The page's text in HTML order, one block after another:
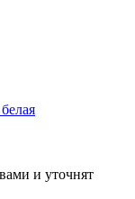
и уточнят